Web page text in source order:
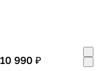
10 990 ₽